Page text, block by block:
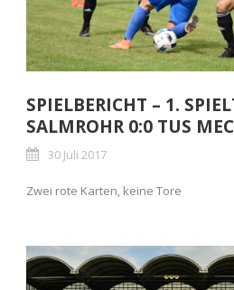
SPIELBERICHT – 1.
SALMROHR 0:0 TUS
30 Juli 2017
Zwei rote Karten, keine Tore